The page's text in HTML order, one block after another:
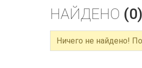
НАЙДЕНО (0)
Ничего не найдено!